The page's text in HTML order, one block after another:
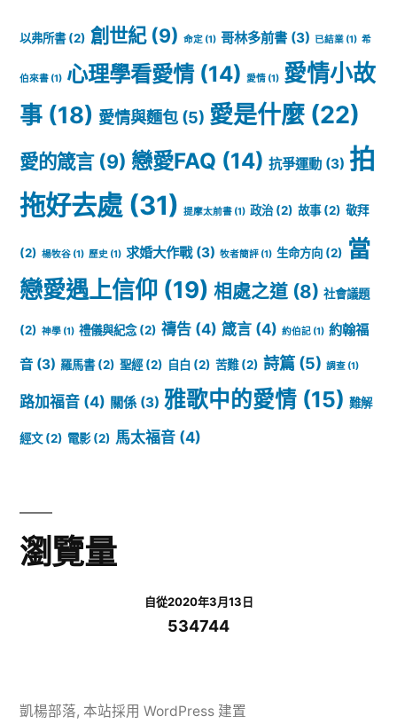
以弗所書(2) 創世紀(9) 命定 (1) 哥林多前書 (3) 已結業 (1) 希
伯來書 (1) 心理學看愛情(14) 愛情 (1) 愛情小故
事 (18) 愛情與麵包 (5) 愛是什麼 (22)
愛的箴言(9) 戀愛FAQ (14) 抗爭運動 (3) 拍
拖好去處 (31) 提摩太前書 (1) 政治(2) 故事(2) 敬拜
(2) 楊牧谷 (1) 歷史 (1) 求婚大作戰(3) 牧者簡評 (1) 生命方向 (2) 當
戀愛遇上信仰 (19) 相處之道 (8) 社會議題
(2) 神學 (1) 禮儀與紀念(2) 禱告 (4) 箴言 (4) 約伯記 (1) 約翰福
音 (3) 羅馬書(2) 聖經(2) 自白 (2) 苦難(2) 詩篇 (5) 調查 (1)
路加福音 (4) 關係 (3) 雅歌中的愛情 (15) 難解
經文(2) 電影(2) 馬太福音 (4)
瀏覽量
自從2020年3月13日
534744
凱楊部落, 本站採用 WordPress 建置